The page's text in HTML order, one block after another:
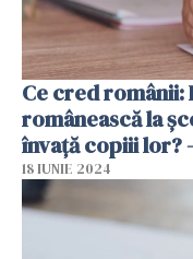
Ce cred românii:
românească la
învață copiii lor?
18 IUNIE 2024